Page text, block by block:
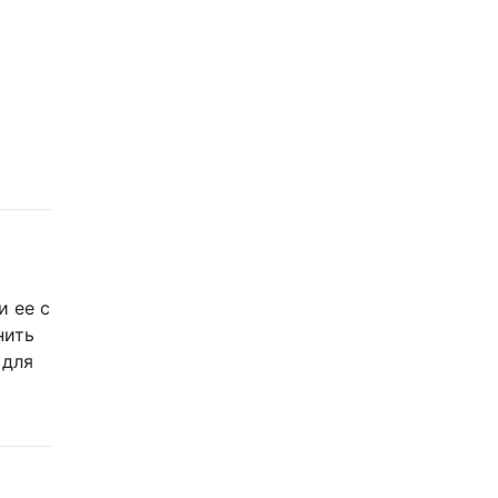
ее с